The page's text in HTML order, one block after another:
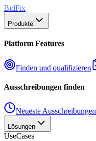
BidFix
Produkte
Platform Features
Finden und qualifizieren
Ausschreibungen finden
Neueste Ausschreibungen
Lösungen
UseCases